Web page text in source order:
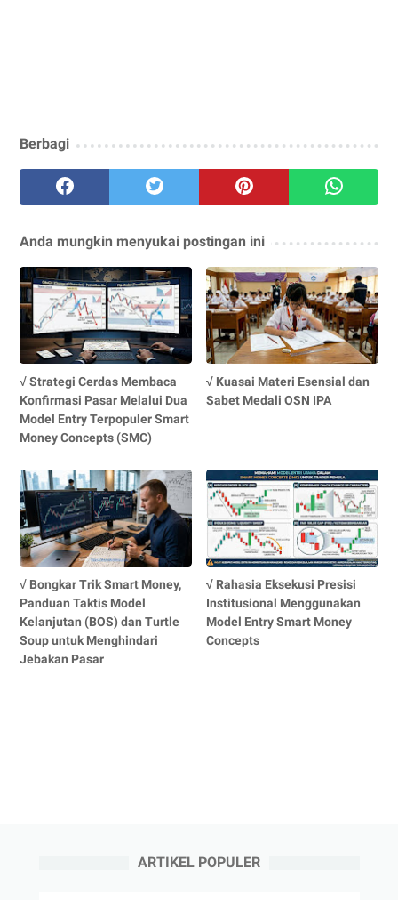
Berbagi
Anda mungkin menyukai postingan ini
√ Strategi Cerdas Membaca
Konfirmasi Pasar Melalui Dua
Model Entry Terpopuler Smart
Money Concepts (SMC)
√ Kuasai Materi Esensial dan
Sabet Medali OSN IPA
√ Bongkar Trik Smart Money,
Panduan Taktis Model
Kelanjutan (BOS) dan Turtle
Soup untuk Menghindari
Jebakan Pasar
√ Rahasia Eksekusi Presisi
Institusional Menggunakan
Model Entry Smart Money
Concepts
ARTIKEL POPULER